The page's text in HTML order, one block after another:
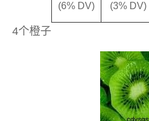
4个橙子
(6% DV)
(3% DV)